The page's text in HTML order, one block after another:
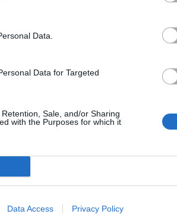
Data.
Data for Targeted
Sale, and/or Sharing
with the Purposes for which it
Data Access Privacy Policy
προεδρικές εκλογές
η ίδια και αρκετά
της Ευρωπαϊκής
συνεργατών.
εκλέγεσθαι σε 15 μήνες,
της στην επόμενη
στερείται του
οποίων οι 30 μήνες τελούν
να θέτει